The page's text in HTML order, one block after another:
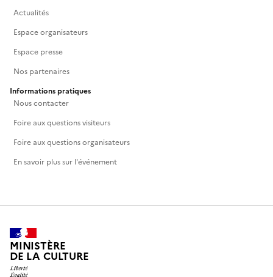
Actualités
Espace organisateurs
Espace presse
Nos partenaires
Informations pratiques
Nous contacter
Foire aux questions visiteurs
Foire aux questions organisateurs
En savoir plus sur l'événement
MINISTÈRE
DE LA CULTURE